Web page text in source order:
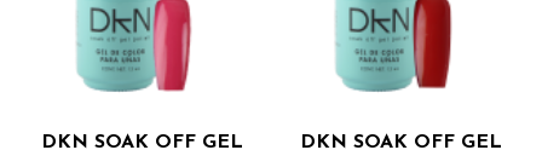
DKN SOAK OFF GEL
DKN SOAK OFF GEL